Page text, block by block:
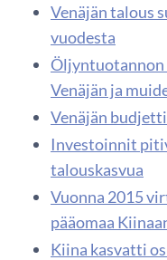
Venäjän talous
vuodesta
Öljyntuotannon
Venäjän ja
Venäjän
Investoinnit
talouskasvua
Vuonna 2015
pääomaa
Kiina kasvatti